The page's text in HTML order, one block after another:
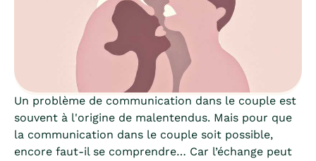
Un problème de communication dans le couple est
souvent à l'origine de malentendus. Mais pour que
la communication dans le couple soit possible,
encore faut-il se comprendre… Car l’échange peut